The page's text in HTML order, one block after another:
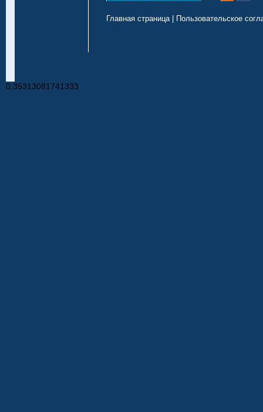
Главная страница| Пользовательское
0.35313081741333